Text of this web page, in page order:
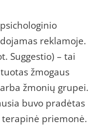
reklamoje.
Suggestio) – tai
žmogaus
žmonių grupei.
buvo pradėtas
priemonė.